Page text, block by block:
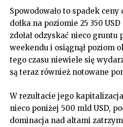
Spowodowało to spadek
dołka na poziomie 25 350
zdołał odzyskać nieco gruntu
weekendu i osiągnął poziom
tego czasu niewiele się
są teraz również notowane
W rezultacie jego
nieco poniżej 500 mld USD,
dominacja nad altami